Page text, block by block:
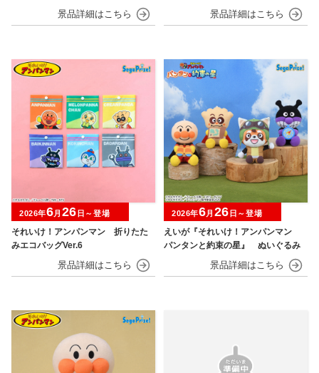
それいけ！アンパンマン 折りたた
みエコバッグVer.6
2026年6月 26 日～登場
えいが『それいけ！アンパンマン
パンタンと約束の星』 ぬいぐるみ
2026年6月 26 日～登場